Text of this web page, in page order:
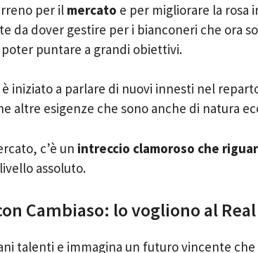
per il mercato e per migliorare la rosa
da dover gestire per i bianconeri che ora
puntare a grandi obiettivi.
iniziato a parlare di nuovi innesti nel
altre esigenze che sono anche di natura
c’è un intreccio clamoroso che
assoluto.
Cambiaso: lo vogliono al
talenti e immagina un futuro vincente